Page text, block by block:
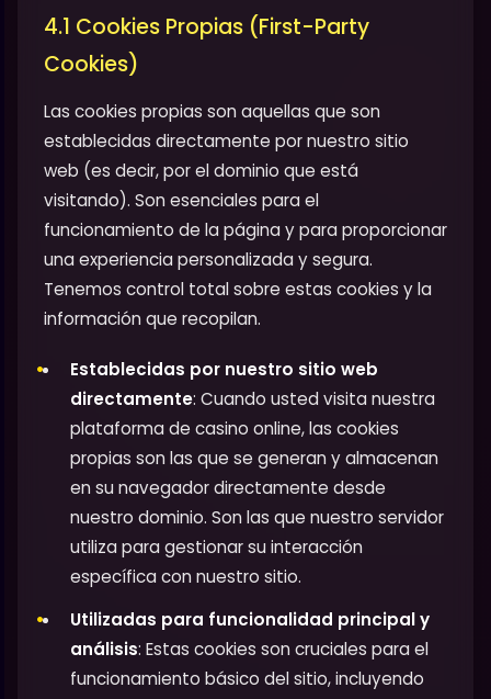
4.1 Cookies Propias (First-Party
Cookies)
Las cookies propias son aquellas que son
establecidas directamente por nuestro sitio
web (es decir, por el dominio que está
visitando). Son esenciales para el
funcionamiento de la página y para proporcionar
una experiencia personalizada y segura.
Tenemos control total sobre estas cookies y la
información que recopilan.
Establecidas por nuestro sitio web
directamente: Cuando usted visita nuestra
plataforma de casino online, las cookies
propias son las que se generan y almacenan
en su navegador directamente desde
nuestro dominio. Son las que nuestro servidor
utiliza para gestionar su interacción
específica con nuestro sitio.
Utilizadas para funcionalidad principal y
análisis: Estas cookies son cruciales para el
funcionamiento básico del sitio, incluyendo